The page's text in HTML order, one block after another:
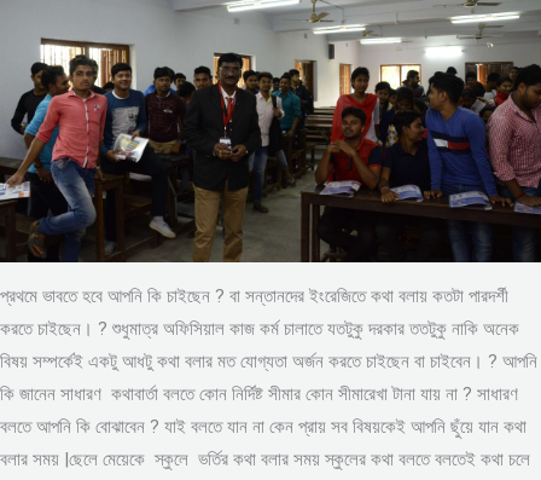
প্রথমে ভাবতে হবে আপনি কি চাইছেন ? বা সন্তানদের ইংরেজিতে কথা বলায় কতটা পারদর্শী
করতে চাইছেন। ? শুধুমাত্র অফিসিয়াল কাজ কর্ম চালাতে যতটুকু দরকার ততটুকু নাকি অনেক
বিষয় সম্পর্কেই একটু আধটু কথা বলার মত যোগ্যতা অর্জন করতে চাইছেন বা চাইবেন। ? আপনি
কি জানেন সাধারণ কথাবার্তা বলতে কোন নির্দিষ্ট সীমার কোন সীমারেখা টানা যায় না ? সাধারণ
বলতে আপনি কি বোঝাবেন ? যাই বলতে যান না কেন প্রায় সব বিষয়কেই আপনি ছুঁয়ে যান কথা
বলার সময় |ছেলে মেয়েকে স্কুলে ভর্তির কথা বলার সময় স্কুলের কথা বলতে বলতেই কথা চলে